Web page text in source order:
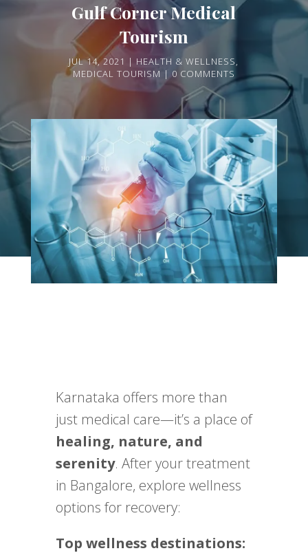
Gulf Corner Medical
Tourism
JUL 14, 2021 HEALTH & WELLNESS,
MEDICAL TOURISM
0 COMMENTS
Karnataka offers more than
just medical care—it’s a place of
healing, nature, and
serenity. After your treatment
in Bangalore, explore wellness
options for recovery:
Top wellness destinations: